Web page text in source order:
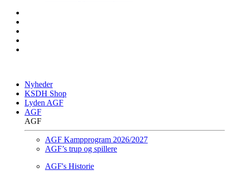
Nyheder
KSDH Shop
Lyden AGF
AGF
AGF
AGF Kampprogram 2026/2027
AGF’s trup og spillere
AGF's Historie